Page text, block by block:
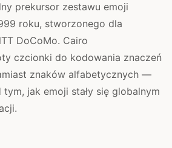
prekursor zestawu emoji
roku, stworzonego dla
DoCoMo. Cairo
czcionki do kodowania znaczeń
znaków alfabetycznych —
jak emoji stały się globalnym